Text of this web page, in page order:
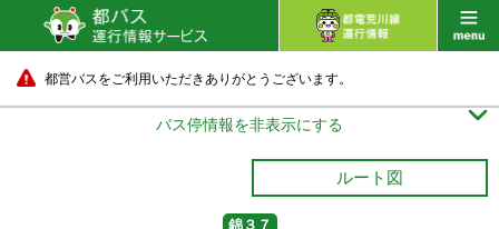
都営バスをご利用いただきありがとうございます。
バス停情報を非表示にする 
ルート図
錦３７